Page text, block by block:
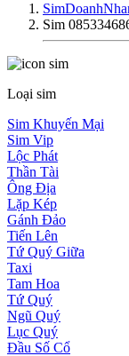
Sim
Loại sim
Sim Khuyến Mại
Sim Vip
Lộc Phát
Thần Tài
Ông Địa
Lặp Kép
Gánh Đảo
Tiến Lên
Tứ Quý Giữa
Taxi
Tam Hoa
Tứ Quý
Ngũ Quý
Lục Quý
Đầu Số Cổ